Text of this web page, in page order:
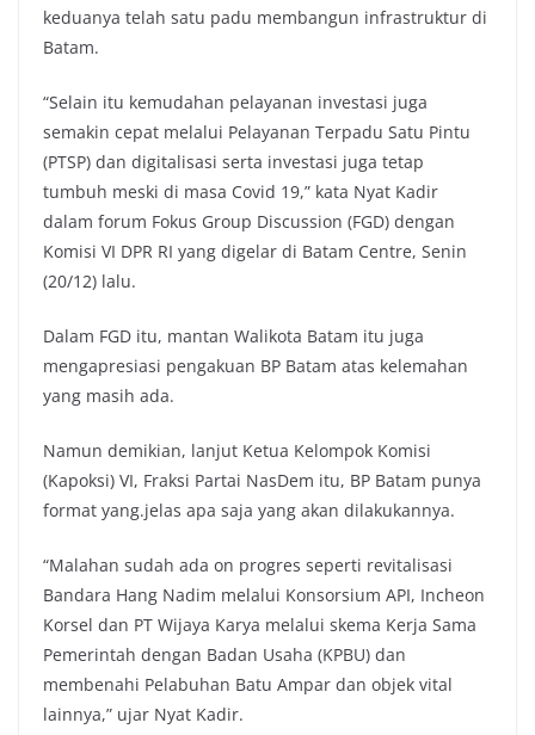
keduanya telah satu padu membangun infrastruktur di
Batam.
“Selain itu kemudahan pelayanan investasi juga
semakin cepat melalui Pelayanan Terpadu Satu Pintu
(PTSP) dan digitalisasi serta investasi juga tetap
tumbuh meski di masa Covid 19,” kata Nyat Kadir
dalam forum Fokus Group Discussion (FGD) dengan
Komisi VI DPR RI yang digelar di Batam Centre, Senin
(20/12) lalu.
Dalam FGD itu, mantan Walikota Batam itu juga
mengapresiasi pengakuan BP Batam atas kelemahan
yang masih ada.
Namun demikian, lanjut Ketua Kelompok Komisi
(Kapoksi) VI, Fraksi Partai NasDem itu, BP Batam punya
format yang.jelas apa saja yang akan dilakukannya.
“Malahan sudah ada on progres seperti revitalisasi
Bandara Hang Nadim melalui Konsorsium API, Incheon
Korsel dan PT Wijaya Karya melalui skema Kerja Sama
Pemerintah dengan Badan Usaha (KPBU) dan
membenahi Pelabuhan Batu Ampar dan objek vital
lainnya,” ujar Nyat Kadir.